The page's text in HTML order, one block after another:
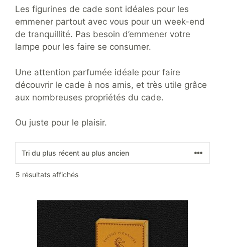
Les figurines de cade sont idéales pour les
emmener partout avec vous pour un week-end
de tranquillité. Pas besoin d’emmener votre
lampe pour les faire se consumer.
Une attention parfumée idéale pour faire
découvrir le cade à nos amis, et très utile grâce
aux nombreuses propriétés du cade.
Ou juste pour le plaisir.
5 résultats affichésTrié
récent
au
plus
ancien